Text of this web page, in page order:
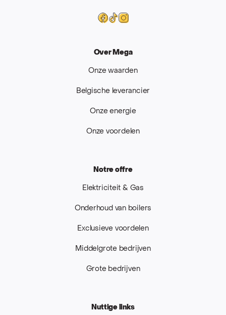
Facebook
Tiktok
Instagram
Over Mega
Onze waarden
Belgische leverancier
Onze energie
Onze voordelen
Notre offre
Elektriciteit & Gas
Onderhoud van boilers
Exclusieve voordelen
Middelgrote bedrijven
Grote bedrijven
Nuttige links